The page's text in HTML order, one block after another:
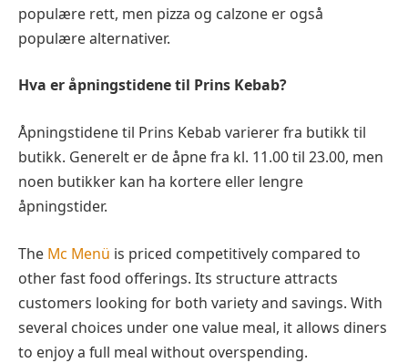
populære rett, men pizza og calzone er også
populære alternativer.
Hva er åpningstidene til Prins Kebab?
Åpningstidene til Prins Kebab varierer fra butikk til
butikk. Generelt er de åpne fra kl. 11.00 til 23.00, men
noen butikker kan ha kortere eller lengre
åpningstider.
The Mc Menü is priced competitively compared to
other fast food offerings. Its structure attracts
customers looking for both variety and savings. With
several choices under one value meal, it allows diners
to enjoy a full meal without overspending.